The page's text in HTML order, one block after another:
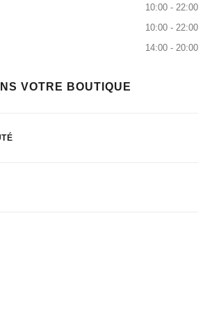
10:00 - 22:00
10:00 - 22:00
14:00 - 20:00
VOTRE BOUTIQUE